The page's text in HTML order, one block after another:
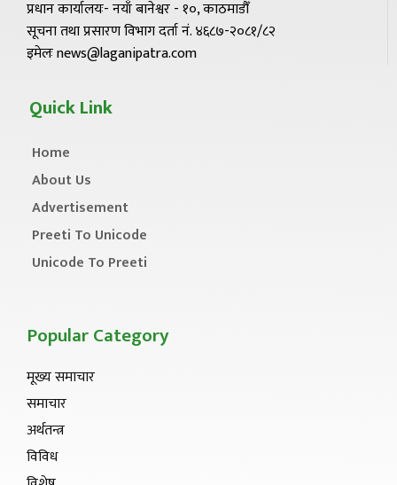
प्रधान कार्यालयः- नयाँ बानेश्वर - १०, काठमाडौँ
सूचना तथा प्रसारण विभाग दर्ता नं. ४६८७-२०८१/८२
इमेलः news@laganipatra.com
Quick Link
Home
About Us
Advertisement
Preeti To Unicode
Unicode To Preeti
Popular Category
मूख्य समाचार
समाचार
अर्थतन्त्र
विविध